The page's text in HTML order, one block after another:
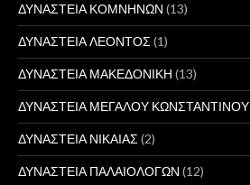
ΔΥΝΑΣΤΕΙΑ ΚΟΜΝΗΝΩΝ (13)
ΔΥΝΑΣΤΕΙΑ ΛΕΟΝΤΟΣ (1)
ΔΥΝΑΣΤΕΙΑ ΜΑΚΕΔΟΝΙΚΗ (13)
ΔΥΝΑΣΤΕΙΑ ΜΕΓΑΛΟΥ ΚΩΝΣΤΑΝΤΙΝΟΥ
ΔΥΝΑΣΤΕΙΑ ΝΙΚΑΙΑΣ (2)
ΔΥΝΑΣΤΕΙΑ ΠΑΛΑΙΟΛΟΓΩΝ (12)